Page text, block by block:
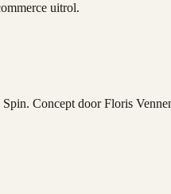
uitrol.
Concept door Floris